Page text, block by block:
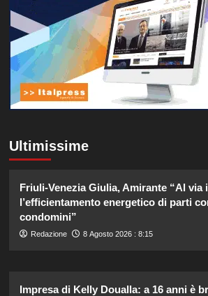
Ultimissime
Friuli-Venezia Giulia, Amirante “Al via
l’efficientamento energetico di parti
condomini”
Redazione 8 Agosto 2026 : 8:15
Impresa di Kelly Doualla: a 16 anni è